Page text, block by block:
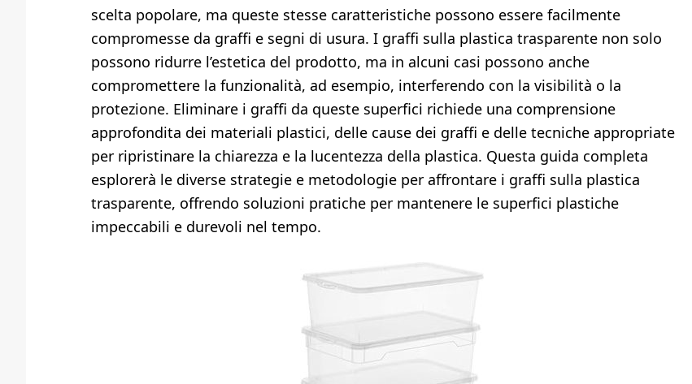
scelta popolare, ma queste stesse caratteristiche possono essere facilmente
compromesse da graffi e segni di usura. I graffi sulla plastica trasparente non solo
possono ridurre l’estetica del prodotto, ma in alcuni casi possono anche
compromettere la funzionalità, ad esempio, interferendo con la visibilità o la
protezione. Eliminare i graffi da queste superfici richiede una comprensione
approfondita dei materiali plastici, delle cause dei graffi e delle tecniche appropriate
per ripristinare la chiarezza e la lucentezza della plastica. Questa guida completa
esplorerà le diverse strategie e metodologie per affrontare i graffi sulla plastica
trasparente, offrendo soluzioni pratiche per mantenere le superfici plastiche
impeccabili e durevoli nel tempo.